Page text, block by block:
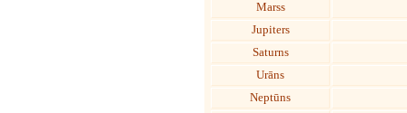
Marss
Jupiters
Saturns
Urāns
Neptūns